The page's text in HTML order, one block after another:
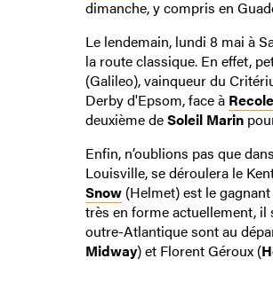
dimanche, y compris en
Le lendemain, lundi 8 mai à
la route classique. En effet,
(Galileo), vainqueur du
Derby d'Epsom, face à
deuxième deSoleil Marin
Enfin, n’oublions pas que
Louisville, se déroulera le
Snow(Helmet) est le gagnant
très en forme actuellement,
outre-Atlantique sont au
Midway) et Florent Géroux (